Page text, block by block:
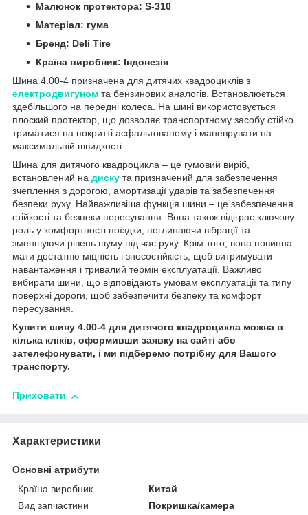
Малюнок протектора: S-310
Матеріал: гума
Бренд: Deli Tire
Країна виробник: Індонезія
Шина 4.00-4 призначена для дитячих квадроциклів з
електродвигуном та бензинових аналогів. Встановлюється
здебільшого на передні колеса. На шині використовується
плоский протектор, що дозволяє транспортному засобу стійко
триматися на покритті асфальтованому і маневрувати на
максимальній швидкості.
Шина для дитячого квадроцикла – це гумовий виріб,
встановлений на диску та призначений для забезпечення
зчеплення з дорогою, амортизації ударів та забезпечення
безпеки руху. Найважливіша функція шини – це забезпечення
стійкості та безпеки пересування. Вона також відіграє ключову
роль у комфортності поїздки, поглинаючи вібрації та
зменшуючи рівень шуму під час руху. Крім того, вона повинна
мати достатню міцність і зносостійкість, щоб витримувати
навантаження і тривалий термін експлуатації. Важливо
вибирати шини, що відповідають умовам експлуатації та типу
поверхні дороги, щоб забезпечити безпеку та комфорт
пересування.
Купити шину 4.00-4 для дитячого квадроцикла можна в
кілька кліків, оформивши заявку на сайті або
зателефонувати, і ми підберемо потрібну для Вашого
транспорту.
Приховати
Характеристики
Основні атрибути
Країна виробник
Китай
Вид запчастини
Покришка/камера